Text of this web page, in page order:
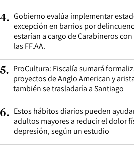
4. Gobierno evalúa implementar
excepción en barrios por
estarían a cargo de Carabineros
las FF.AA.
5. ProCultura: Fiscalía sumará
proyectos de Anglo American y
también se trasladaría a Santiago
6. Estos hábitos diarios pueden
adultos mayores a reducir el dolor
depresión, según un estudio